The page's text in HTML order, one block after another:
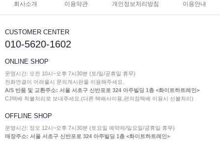
회사소개 이용약관 개인정보처리방침 이용안내
CUSTOMER CENTER
010-5620-1602
ONLINE SHOP
운영시간: 오전 10시~오후 7시30분 (토/일/공휴일 휴무)
전화연결이 어려울시 문의게시판을 이용해주세요.
A/S 반품 및 교환주소: 서울 서초구 신반포로 324 아주빌딩 1층 <화이트하트레인>
CJ택배 착불처리로 보내주세요.(다른 택배사이용,편의점택배 이용시 선불처리)
OFFLINE SHOP
운영시간: 정오 12시~오후 7시30분 (토요일 예약제/일요일/공휴일 휴무)
매장주소: 서울 서초구 신반포로 324 아주빌딩 1층 <화이트하트레인>